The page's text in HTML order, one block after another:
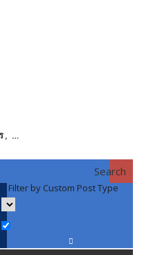
, …
Search
Filter by Custom Post Type